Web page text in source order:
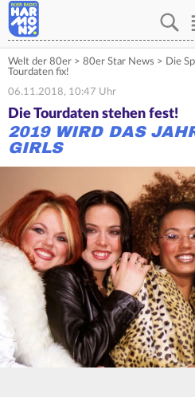
Welt der 80er > 80er Star News > Die
Tourdaten fix!
06.11.2018, 10:47 Uhr
Die Tourdaten stehen fest!
2019 WIRD DAS
GIRLS